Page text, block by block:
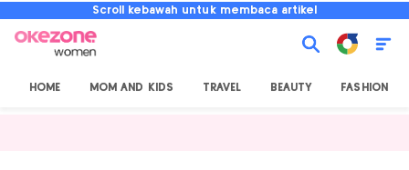
Scroll kebawah untuk membaca artikel
HOME MOM AND KIDS TRAVEL BEAUTY FASHION